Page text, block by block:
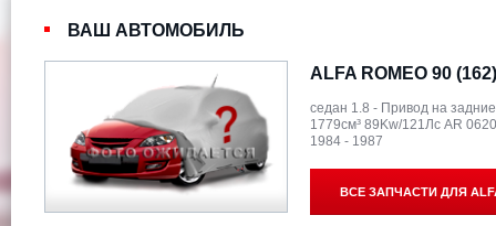
ВАШ АВТОМОБИЛЬ
ALFA ROMEO 90 (162)
седан 1.8 - Привод на
1779см³ 89Kw/121Лс AR
1984 - 1987
ВСЕ ЗАПЧАСТИ ДЛЯ